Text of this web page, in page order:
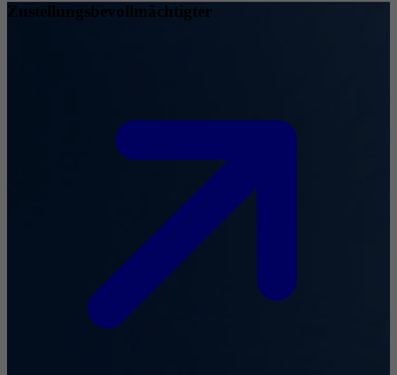
Zustellungsbevollmächtigter